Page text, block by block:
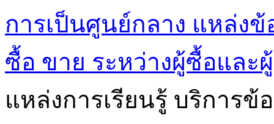
การเป็นศูนย์กลาง แหล่ง
ซื้อ ขาย ระหว่างผู้ซื้อและ
แหล่งการเรียนรู้ บริการข้